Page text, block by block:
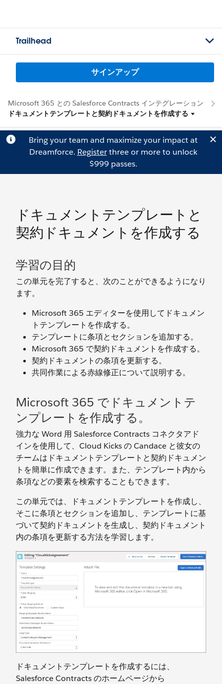
Trailhead
サインアップ
Microsoft 365 との Salesforce Contracts インテグレーション
ドキュメントテンプレートと契約ドキュメントを作成する
Bring your team and maximize your impact at
Dreamforce. Registerthree or more to unlock
$999 passes.
ドキュメントテンプレートと
契約ドキュメントを作成する
学習の目的
この単元を完了すると、次のことができるようになり
ます。
Microsoft 365 エディターを使用してドキュメン
トテンプレートを作成する。
テンプレートに条項とセクションを追加する。
Microsoft 365 で契約ドキュメントを作成する。
契約ドキュメントの条項を更新する。
共同作業による赤線修正について説明する。
Microsoft 365 でドキュメントテ
ンプレートを作成する。
強力な Word 用 Salesforce Contracts コネクタアド
インを使用して、Cloud Kicks の Candace と彼女の
チームはドキュメントテンプレートと契約ドキュメン
トを簡単に作成できます。また、テンプレート内から
条項などの要素を検索することもできます。
この単元では、ドキュメントテンプレートを作成し、
そこに条項とセクションを追加し、テンプレートに基
づいて契約ドキュメントを生成し、契約ドキュメント
内の条項を更新する方法を学習します。
ドキュメントテンプレートを作成するには、
Salesforce Contracts のホームページから